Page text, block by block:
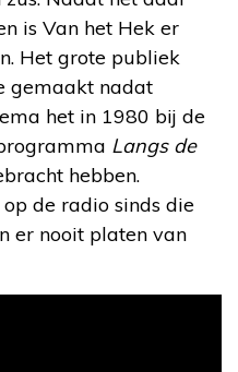
is Van het Hek er
Het grote publiek
gemaakt nadat
het in 1980 bij de
Langs de
hebben.
de radio sinds die
er nooit platen van